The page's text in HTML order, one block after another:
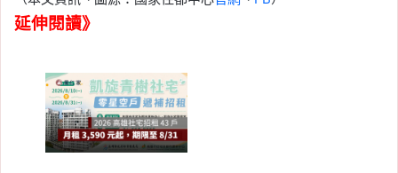
延伸閱讀》